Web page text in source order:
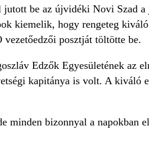
be az újvidéki Novi Szad
kiemelik, hogy rengeteg
posztját töltötte be.
Edzők Egyesületének az
kapitánya is volt. A kiváló
minden bizonnyal a napokban